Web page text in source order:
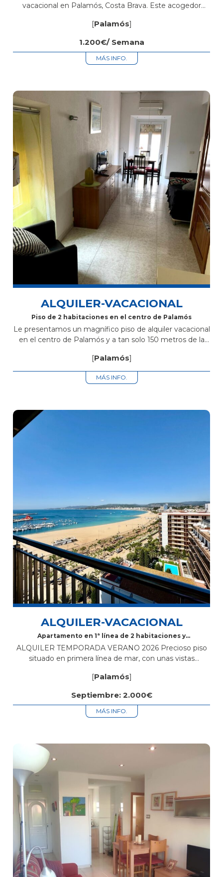
vacacional en Palamós, Costa Brava. Este acogedor
unas vacaciones inolvidables en la costa catalana.
Características del...
[Palamós]
1.200€/ Semana
MÁS INFO.
ALQUILER-VACACIONAL
Piso de 2 habitaciones en el centro de Palamós
Le presentamos un magnífico piso de alquiler vacacional
en el centro de Palamós y a tan solo 150 metros de la
equipada,...
[Palamós]
MÁS INFO.
ALQUILER-VACACIONAL
Apartamento en 1ª línea de 2 habitaciones y
ALQUILER TEMPORADA VERANO 2026 Precioso piso
situado en primera línea de mar, con unas vistas
dos dormitorios: uno doble, equipado con armario...
[Palamós]
Septiembre: 2.000€
MÁS INFO.